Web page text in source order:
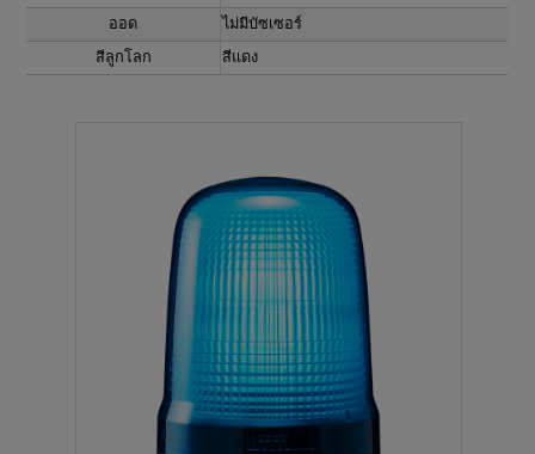
ออด
ไม่มีบัซเซอร์
สีลูกโลก
สีแดง